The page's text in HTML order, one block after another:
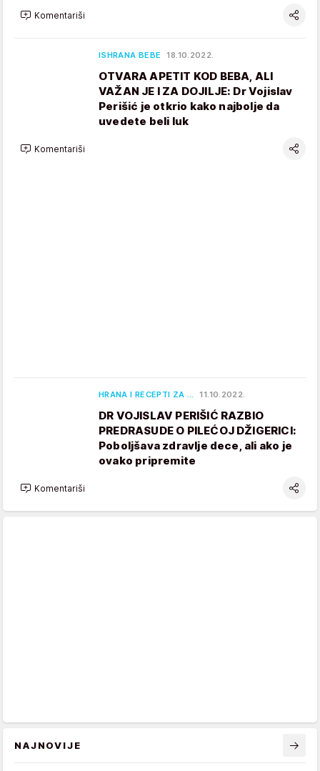
Komentariši
ISHRANA BEBE 18.10.2022.
OTVARA APETIT KOD BEBA, ALI
VAŽAN JE I ZA DOJILJE: Dr Vojislav
Perišić je otkrio kako najbolje da
uvedete beli luk
Komentariši
HRANA I RECEPTI ZA … 11.10.2022.
DR VOJISLAV PERIŠIĆ RAZBIO
PREDRASUDE O PILEĆOJ DŽIGERICI:
Poboljšava zdravlje dece, ali ako je
ovako pripremite
Komentariši
NAJNOVIJE